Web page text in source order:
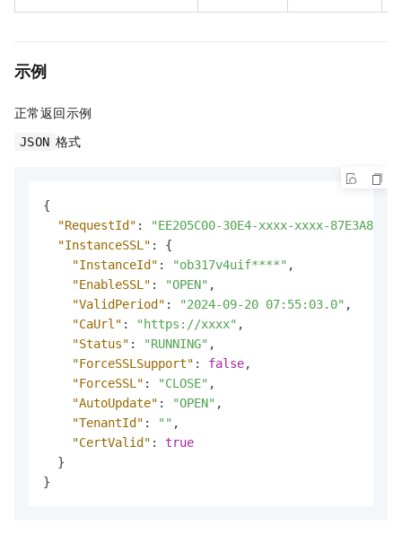
示例
正常返回示例
JSON 格式
{
"RequestId" :
"EE205C00-30E4-xxxx-xxxx-
"InstanceSSL" :
{
"InstanceId" : "ob317v4uif****" ,
"EnableSSL" : "OPEN" ,
"ValidPeriod" : "2024-09-20 07:55:03.0" ,
"CaUrl" : "https://xxxx" ,
"Status" : "RUNNING" ,
"ForceSSLSupport" : false,
"ForceSSL" : "CLOSE" ,
"AutoUpdate" : "OPEN" ,
"TenantId" : "" ,
"CertValid" :
true
}
}